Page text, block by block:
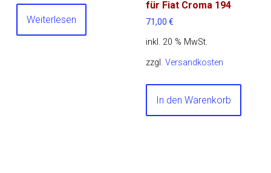
Weiterlesen
für Fiat Croma 194
71,00 €
inkl. 20 % MwSt.
zzgl. Versandkosten
In den Warenkorb